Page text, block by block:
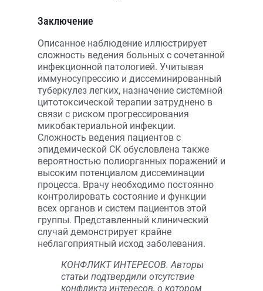
Заключение
Описанное наблюдение иллюстрирует
сложность ведения больных с сочетанной
инфекционной патологией. Учитывая
иммуносупрессию и диссеминированный
туберкулез легких, назначение системной
цитотоксической терапии затруднено в
связи с риском прогрессирования
микобактериальной инфекции.
Сложность ведения пациентов с
эпидемической СК обусловлена также
вероятностью полиорганных поражений и
высоким потенциалом диссеминации
процесса. Врачу необходимо постоянно
контролировать состояние и функции
всех органов и систем пациентов этой
группы. Представленный клинический
случай демонстрирует крайне
неблагоприятный исход заболевания.
КОНФЛИКТ ИНТЕРЕСОВ. Авторы
статьи подтвердили отсутствие
конфликта интересов, о котором